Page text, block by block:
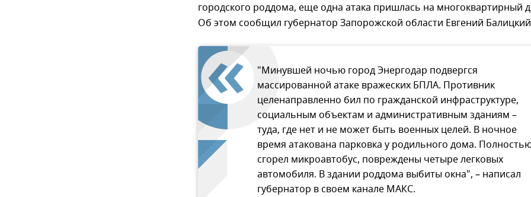
городского роддома, еще одна атака пришлась на многоквартирный
Об этом сообщил губернатор Запорожской области Евгений
"Минувшей ночью город Энергодар подвергся
массированной атаке вражеских БПЛА. Противник
целенаправленно бил по гражданской инфраструктуре,
социальным объектам и административным зданиям –
туда, где нет и не может быть военных целей. В ночное
время атакована парковка у родильного дома.
сгорел микроавтобус, повреждены четыре легковых
автомобиля. В здании роддома выбиты окна", – написал
губернатор в своем канале МАКС.